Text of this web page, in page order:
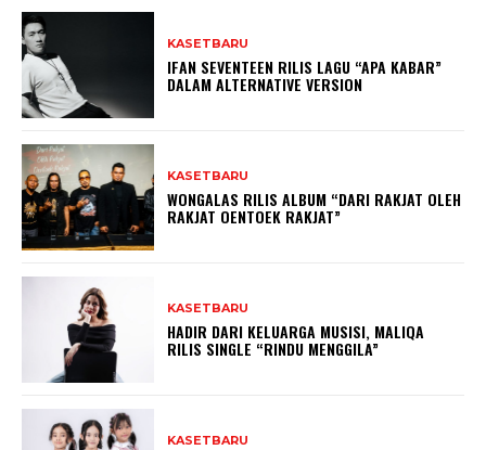
KASETBARU
IFAN SEVENTEEN RILIS LAGU “APA KABAR”
DALAM ALTERNATIVE VERSION
KASETBARU
WONGALAS RILIS ALBUM “DARI RAKJAT OLEH
RAKJAT OENTOEK RAKJAT”
KASETBARU
HADIR DARI KELUARGA MUSISI, MALIQA
RILIS SINGLE “RINDU MENGGILA”
KASETBARU